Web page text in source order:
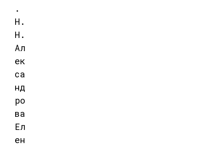
.
Н.
Н.
Ал
ек
са
нд
ро
ва
Ел
ен